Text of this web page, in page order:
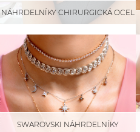
NÁHRDELNÍKY CHIRURGICKÁ OCEL
SWAROVSKI NÁHRDELNÍKY